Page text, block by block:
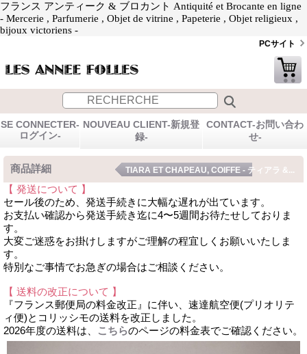
フランス アンティーク & ブロカント Antiquité et Brocante en ligne
- Mercerie , Parfumerie , Objet de vitrine , Papeterie , Objet religieux ,
bijoux victoriens -
PCサイト
SE CONNECTER-
ログイン-
NOUVEAU CLIENT-新規登
録-
CONTACT-お問い合わ
せ-
商品詳細 TIARA ET CHAPEAU, COIFFE - ティアラ &...
【 発送について 】
セール後のため、発送手続きに大幅な遅れが出ています。
お支払い確認から発送手続き迄に4〜5週間お待たせしておりま
す。
大変ご迷惑をお掛けしますがご理解の程宜しくお願いいたしま
す。
特別なご事情でお急ぎの場合はご相談ください。
【 送料の改正について 】
『フランス郵便局の料金改正』に伴い、速達航空便(プリオリテ
ィ便)とコリッシモの送料を改正しました。
2026年度の送料は、
こちらのページの料金表でご確認ください。